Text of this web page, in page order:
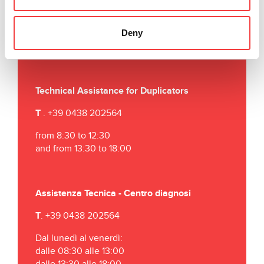
Deny
T.+39 06 41229822
F. +39 06 41200981
E.info@keyline-italia.it
Technical Assistance for Duplicators
T . +39 0438 202564
from 8:30 to 12:30
and from 13:30 to 18:00
Assistenza Tecnica - Centro diagnosi
T. +39 0438 202564
Dal lunedì al venerdì:
dalle 08:30 alle 13:00